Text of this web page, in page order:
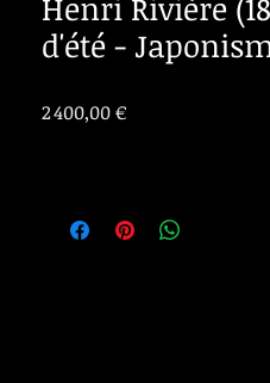
d'été -
2 400,00 €Prix